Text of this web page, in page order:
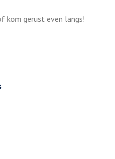
kom gerust even langs!